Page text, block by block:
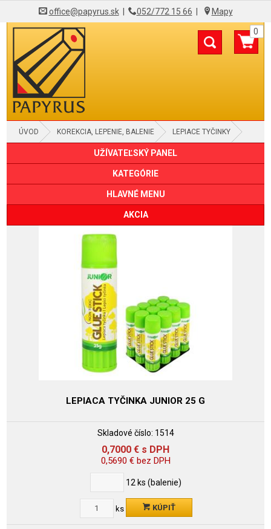
office@papyrus.sk| 052/772 15 66 Mapy
0
ÚVOD KOREKCIA, LEPENIE, BALENIE LEPIACE TYČINKY
UŽÍVATEĽSKÝ PANEL
KATEGÓRIE
HLAVNÉ MENU
AKCIA
LEPIACA TYČINKA JUNIOR 25 G
Skladové číslo: 1514
0,7000 € s DPH
0,5690 €bez DPH
12 ks (balenie)
ks KÚPIŤ